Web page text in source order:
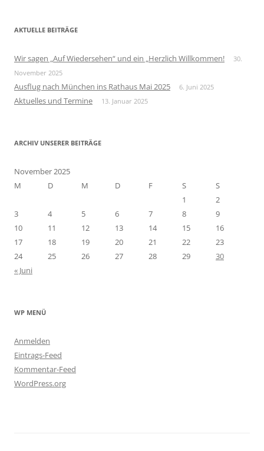
h
n
a
c
AKTUELLE BEITRÄGE
Wir sagen „Auf Wiedersehen“ und ein „Herzlich Willkommen!
30.
November 2025
Ausflug nach München ins Rathaus Mai 2025 6. Juni 2025
Aktuelles und Termine 13. Januar 2025
ARCHIV UNSERER BEITRÄGE
November 2025
M
D M D F S
S
1
2
3
4 5 6 7 8
9
10
11 12 13 14 15
16
17
18 19 20 21 22
23
24
25 26 27 28 29
30
« Juni
WP MENÜ
Anmelden
Eintrags-Feed
Kommentar-Feed
WordPress.org